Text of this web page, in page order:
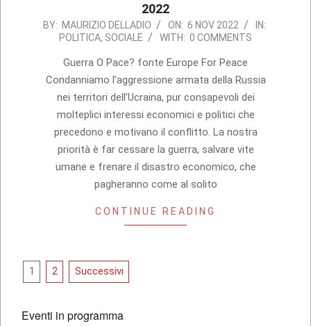
2022
2022-
BY: MAURIZIO DELLADIO ON: 6 NOV 2022
IN:
POLITICA, SOCIALE WITH: 0 COMMENTS
Guerra O Pace? fonte Europe For Peace
Condanniamo l’aggressione armata della Russia
nei territori dell’Ucraina, pur consapevoli dei
molteplici interessi economici e politici che
precedono e motivano il conflitto. La nostra
priorità è far cessare la guerra, salvare vite
umane e frenare il disastro economico, che
pagheranno come al solito
CONTINUE READING
Paginazione
articoli
1 2 Successivi
Eventi in programma